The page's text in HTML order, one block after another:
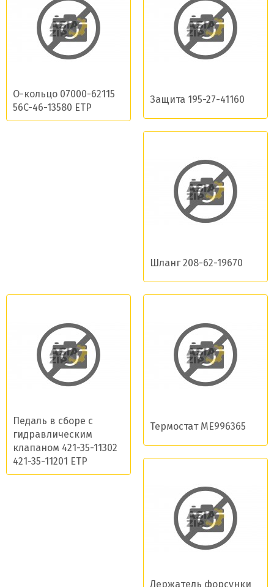
О-кольцо 07000-62115
56C-46-13580 ETP
Защита 195-27-41160
Шланг 208-62-19670
Педаль в сборе с
гидравлическим
клапаном 421-35-11302
421-35-11201 ETP
Термостат ME996365
Держатель форсунки